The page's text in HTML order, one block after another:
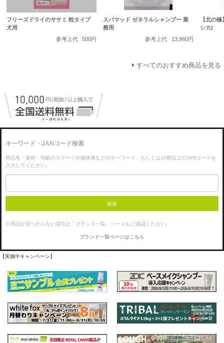
フリーズドライのササミ 粒タイプ
犬用
参考上代
500円
スパマッド ゼネラルシャンプー 業
務用
参考上代
13,960円
【北の
シカ)
すべてのおすすめ商品を見る
キーワード・JANコード検索
商品名・素材・年齢のステージや個体種などのキーワード、もしくは10桁以上のJANコードを
入力してください。
検索
※商品が見つからない場合は「ブランド一覧」ページもご確認ください。
ブランド一覧ページはこちら
【実施中キャンペーン】